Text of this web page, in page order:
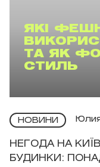
ЯКІ
ТА ЯК
СТИЛЬ
НОВИНИ
НЕГОДА НА
БУДИНКИ: